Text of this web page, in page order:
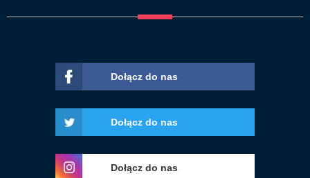
Dołącz do nas
Dołącz do nas
Dołącz do nas